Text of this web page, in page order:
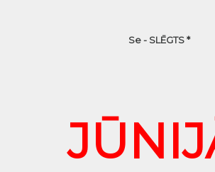
Se - SLĒGTS *